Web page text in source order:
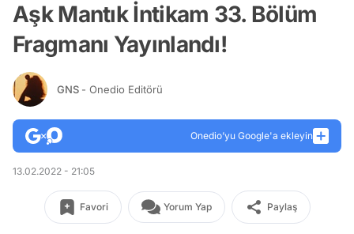
Aşk Mantık İntikam 33. Bölüm
Fragmanı Yayınlandı!
GNS - Onedio Editörü
Onedio’yu Google'a ekleyin
13.02.2022 - 21:05
Favori Yorum Yap Paylaş